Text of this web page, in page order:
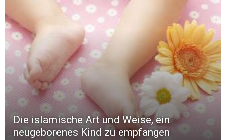
Die islamische Art und Weise, ein
neugeborenes Kind zu empfangen